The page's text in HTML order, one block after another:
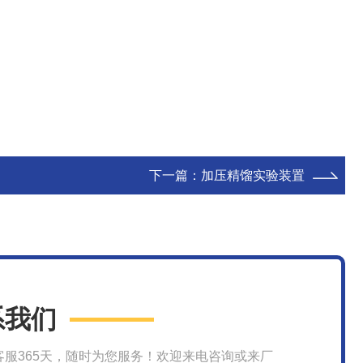
下一篇： 加压精馏实验装置
们
服365天，随时为您服务！欢迎来电咨询或来厂